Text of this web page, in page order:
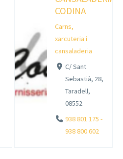
CODINA
Carns,
xarcuteria i
cansaladeria
C/ Sant
Sebastià, 28,
Taradell,
08552
938 801 175 -
938 800 602